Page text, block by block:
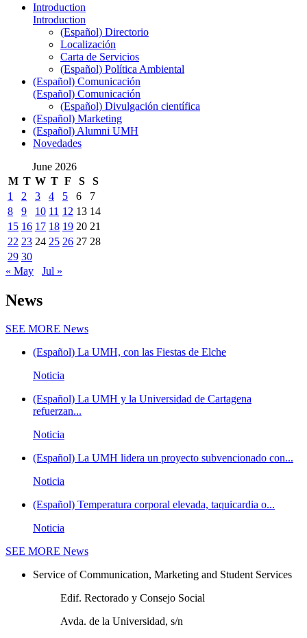
Introduction
Introduction
(Español) Directorio
Localización
Carta de Servicios
(Español) Política Ambiental
(Español) Comunicación
(Español) Comunicación
(Español) Divulgación científica
(Español) Marketing
(Español) Alumni UMH
Novedades
June 2026
M T W T F S
S
1
2 3 4 5 6
7
8
9 10 11 12 13 14
15 16 17 18 19 20 21
22 23 24 25 26 27 28
29 30
« May
Jul »
News
SEE MORE News
(Español) La UMH, con las Fiestas de Elche
Noticia
(Español) La UMH y la Universidad de Cartagena
refuerzan...
Noticia
(Español) La UMH lidera un proyecto subvencionado con...
Noticia
(Español) Temperatura corporal elevada, taquicardia o...
Noticia
SEE MORE News
Service of Communication, Marketing and Student Services
Edif. Rectorado y Consejo Social
Avda. de la Universidad, s/n